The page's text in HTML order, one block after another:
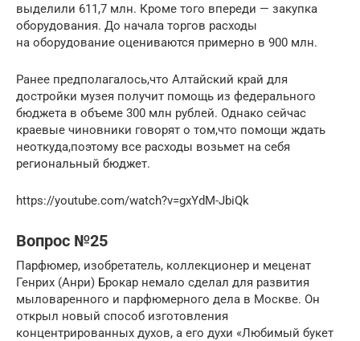
выделили 611,7 млн. Кроме того впереди — закупка
оборудования. До начала торгов расходы
на оборудование оцениваются примерно в 900 млн.
Ранее предполагалось,что Алтайский край для
достройки музея получит помощь из федерального
бюджета в объеме 300 млн рублей. Однако сейчас
краевые чиновники говорят о том,что помощи ждать
неоткуда,поэтому все расходы возьмет на себя
региональный бюджет.
https://youtube.com/watch?v=gxYdM-JbiQk
Вопрос №25
Парфюмер, изобретатель, коллекционер и меценат
Генрих (Анри) Брокар немало сделал для развития
мыловаренного и парфюмерного дела в Москве. Он
открыл новый способ изготовления
концентрированных духов, а его духи «Любимый букет